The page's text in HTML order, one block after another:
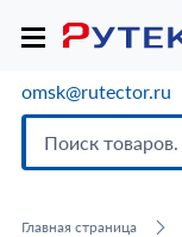
omsk@rutector.ru
Главная страница